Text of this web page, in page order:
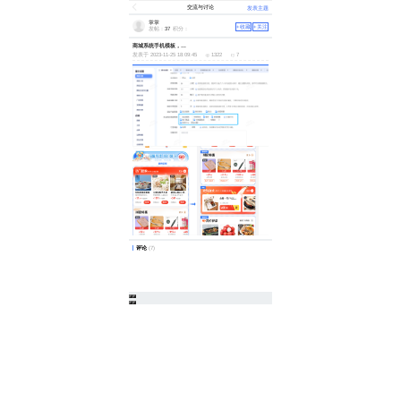
交流与讨论 发表主题
掌掌
发帖：37 积分： +收藏 +关注
发表于 2023-11-25 18:09:45
1322 7
评论 (7)